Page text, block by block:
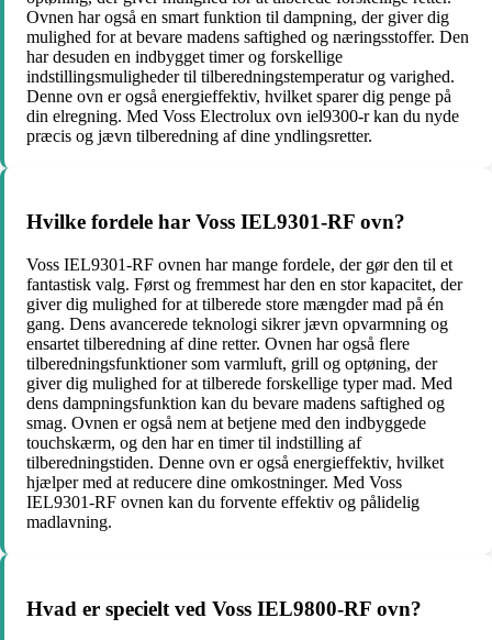
Ovnen har også en smart funktion til dampning, der giver dig
mulighed for at bevare madens saftighed og næringsstoffer. Den
har desuden en indbygget timer og forskellige
indstillingsmuligheder til tilberedningstemperatur og varighed.
Denne ovn er også energieffektiv, hvilket sparer dig penge på
din elregning. Med Voss Electrolux ovn iel9300-r kan du nyde
præcis og jævn tilberedning af dine yndlingsretter.
Hvilke fordele har Voss IEL9301-RF ovn?
Voss IEL9301-RF ovnen har mange fordele, der gør den til et
fantastisk valg. Først og fremmest har den en stor kapacitet, der
giver dig mulighed for at tilberede store mængder mad på én
gang. Dens avancerede teknologi sikrer jævn opvarmning og
ensartet tilberedning af dine retter. Ovnen har også flere
tilberedningsfunktioner som varmluft, grill og optøning, der
giver dig mulighed for at tilberede forskellige typer mad. Med
dens dampningsfunktion kan du bevare madens saftighed og
smag. Ovnen er også nem at betjene med den indbyggede
touchskærm, og den har en timer til indstilling af
tilberedningstiden. Denne ovn er også energieffektiv, hvilket
hjælper med at reducere dine omkostninger. Med Voss
IEL9301-RF ovnen kan du forvente effektiv og pålidelig
madlavning.
Hvad er specielt ved Voss IEL9800-RF ovn?